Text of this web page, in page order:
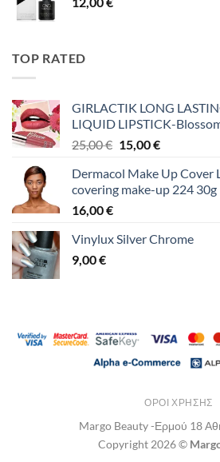
TOP RATED
GIRLACTIK LONG
LIQUID LIPSTICK-
25,00€ Original
was:
25,00 €.
15,00€Η
τιμή
είναι:
Dermacol Make Up Cover
covering make-up 224 30g
16,00€
Vinylux Silver Chrome
9,00€
ΌΡΟΙ ΧΡΉΣΗΣ
Margo Beauty -Ερμού 18
Copyright 2026 ©